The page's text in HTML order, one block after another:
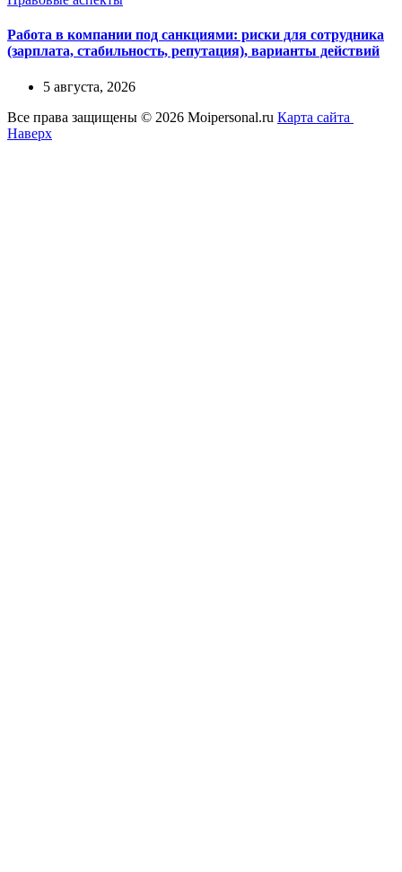
Работа в компании под санкциями: риски для сотрудника
(зарплата, стабильность, репутация), варианты действий
5 августа, 2026
Все права защищены © 2026 Moipersonal.ru Карта сайта
Наверх